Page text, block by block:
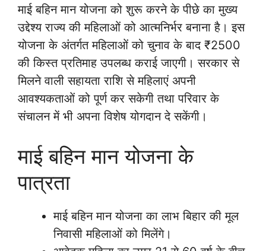
माई बहिन मान योजना को शुरू करने के पीछे का मुख्य
उद्देश्य राज्य की महिलाओं को आत्मनिर्भर बनाना है। इस
योजना के अंतर्गत महिलाओं को चुनाव के बाद ₹2500
की किस्त प्रतिमाह उपलब्ध कराई जाएगी। सरकार से
मिलने वाली सहायता राशि से महिलाएं अपनी
आवश्यकताओं को पूर्ण कर सकेगी तथा परिवार के
संचालन में भी अपना विशेष योगदान दे सकेंगी।
माई बहिन मान योजना के
पात्रता
माई बहिन मान योजना का लाभ बिहार की मूल
निवासी महिलाओं को मिलेंगे।